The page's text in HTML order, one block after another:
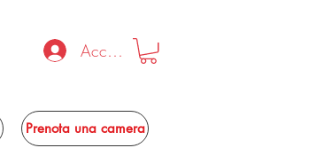
Accedi
Prenota una camera